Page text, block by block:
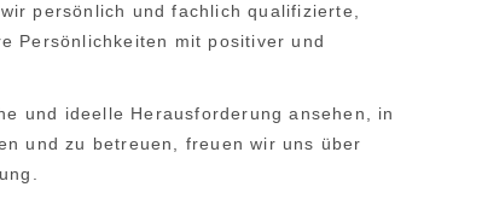
persönlich und fachlich qualifizierte,
Persönlichkeiten mit positiver und
und ideelle Herausforderung ansehen, in
und zu betreuen, freuen wir uns über